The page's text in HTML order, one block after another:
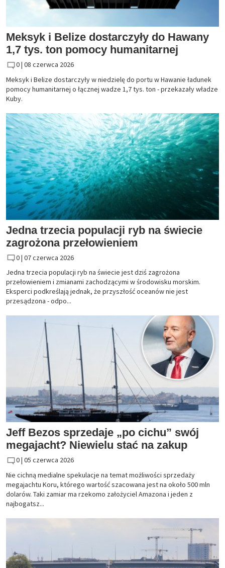
Meksyk i Belize dostarczyły do Hawany
1,7 tys. ton pomocy humanitarnej
0 | 08 czerwca 2026
Meksyk i Belize dostarczyły w niedzielę do portu w Hawanie ładunek
pomocy humanitarnej o łącznej wadze 1,7 tys. ton - przekazały władze
Kuby.
Jedna trzecia populacji ryb na świecie
zagrożona przełowieniem
0 | 07 czerwca 2026
Jedna trzecia populacji ryb na świecie jest dziś zagrożona
przełowieniem i zmianami zachodzącymi w środowisku morskim.
Eksperci podkreślają jednak, że przyszłość oceanów nie jest
przesądzona - odpo...
Jeff Bezos sprzedaje „po cichu” swój
megajacht? Niewielu stać na zakup
0 | 05 czerwca 2026
Nie cichną medialne spekulacje na temat możliwości sprzedaży
megajachtu Koru, którego wartość szacowana jest na około 500 mln
dolarów. Taki zamiar ma rzekomo założyciel Amazona i jeden z
najbogatsz...